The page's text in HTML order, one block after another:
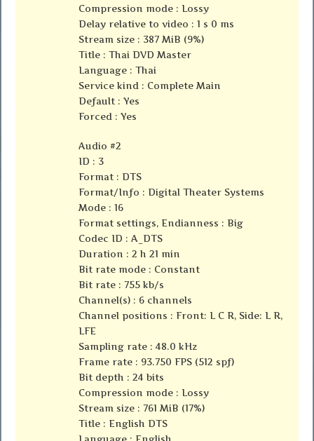
Compression mode : Lossy
Delay relative to video : 1 s 0 ms
Stream size : 387 MiB (9%)
Title : Thai DVD Master
Language : Thai
Service kind : Complete Main
Default : Yes
Forced : Yes
Audio #2
ID : 3
Format : DTS
Format/Info : Digital Theater Systems
Mode : 16
Format settings, Endianness : Big
Codec ID : A_DTS
Duration : 2 h 21 min
Bit rate mode : Constant
Bit rate : 755 kb/s
Channel(s) : 6 channels
Channel positions : Front: L C R, Side: L R,
LFE
Sampling rate : 48.0 kHz
Frame rate : 93.750 FPS (512 spf)
Bit depth : 24 bits
Compression mode : Lossy
Stream size : 761 MiB (17%)
Title : English DTS